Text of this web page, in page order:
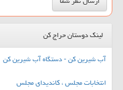
لینک دوستان حراج کن
آب شیرین کن - دستگاه آب شیرین کن
انتخابات مجلس ، کاندیدای مجلس